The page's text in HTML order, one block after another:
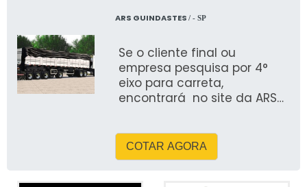
ARS GUINDASTES / - SP
Se o cliente final ou
empresa pesquisa por 4°
eixo para carreta,
encontrará no site da ARS
COTAR AGORA